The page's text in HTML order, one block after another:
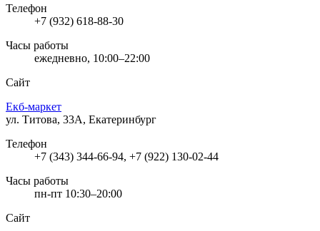
Телефон
+7 (932) 618-88-30
Часы работы
ежедневно, 10:00–22:00
Сайт
Екб-маркет
ул. Титова, 33А, Екатеринбург
Телефон
+7 (343) 344-66-94, +7 (922) 130-02-44
Часы работы
пн-пт 10:30–20:00
Сайт